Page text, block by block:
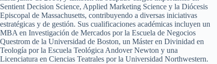
Sentient Decision Science, Applied Marketing Science y la Diócesis
Episcopal de Massachusetts, contribuyendo a diversas iniciativas
estratégicas y de gestión. Sus cualificaciones académicas incluyen un
MBA en Investigación de Mercados por la Escuela de Negocios
Questrom de la Universidad de Boston, un Máster en Divinidad en
Teología por la Escuela Teológica Andover Newton y una
Licenciatura en Ciencias Teatrales por la Universidad Northwestern.